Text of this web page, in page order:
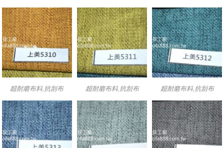
超耐磨布料,抗刮布 超耐磨布料,抗刮布 超耐磨布料,抗刮布